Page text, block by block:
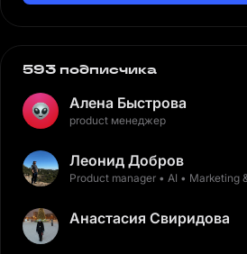
593 подписчика
Алена Быстрова
product менеджер
Леонид Добров
Product manager • AI • Marketing
Анастасия Свиридова